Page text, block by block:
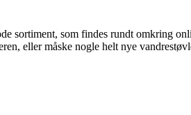
sortiment, som findes rundt omkring
eller måske nogle helt nye